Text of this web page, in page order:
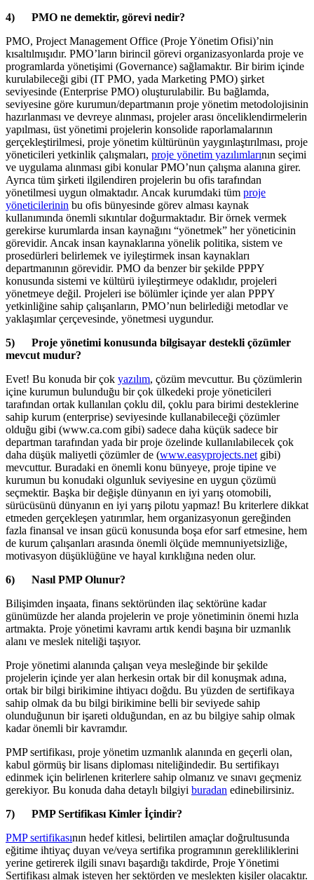
4) PMO ne demektir, görevi nedir?
PMO, Project Management Office (Proje Yönetim Ofisi)’nin
kısaltılmışıdır. PMO’ların birincil görevi organizasyonlarda proje ve
programlarda yönetişimi (Governance) sağlamaktır. Bir birim içinde
kurulabileceği gibi (IT PMO, yada Marketing PMO) şirket
seviyesinde (Enterprise PMO) oluşturulabilir. Bu bağlamda,
seviyesine göre kurumun/departmanın proje yönetim metodolojisinin
hazırlanması ve devreye alınması, projeler arası önceliklendirmelerin
yapılması, üst yönetimi projelerin konsolide raporlamalarının
gerçekleştirilmesi, proje yönetim kültürünün yaygınlaştırılması, proje
yöneticileri yetkinlik çalışmaları, proje yönetim yazılımlarının seçimi
ve uygulama alınması gibi konular PMO’nun çalışma alanına girer.
Ayrıca tüm şirketi ilgilendiren projelerin bu ofis tarafından
yönetilmesi uygun olmaktadır. Ancak kurumdaki tüm proje
yöneticilerinin bu ofis bünyesinde görev alması kaynak
kullanımında önemli sıkıntılar doğurmaktadır. Bir örnek vermek
gerekirse kurumlarda insan kaynağını “yönetmek” her yöneticinin
görevidir. Ancak insan kaynaklarına yönelik politika, sistem ve
prosedürleri belirlemek ve iyileştirmek insan kaynakları
departmanının görevidir. PMO da benzer bir şekilde PPPY
konusunda sistemi ve kültürü iyileştirmeye odaklıdır, projeleri
yönetmeye değil. Projeleri ise bölümler içinde yer alan PPPY
yetkinliğine sahip çalışanların, PMO’nun belirlediği metodlar ve
yaklaşımlar çerçevesinde, yönetmesi uygundur.
5) Proje yönetimi konusunda bilgisayar destekli çözümler
mevcut mudur?
Evet! Bu konuda bir çok yazılım, çözüm mevcuttur. Bu çözümlerin
içine kurumun bulunduğu bir çok ülkedeki proje yöneticileri
tarafından ortak kullanılan çoklu dil, çoklu para birimi desteklerine
sahip kurum (enterprise) seviyesinde kullanabileceği çözümler
olduğu gibi (www.ca.com gibi) sadece daha küçük sadece bir
departman tarafından yada bir proje özelinde kullanılabilecek çok
daha düşük maliyetli çözümler de (www.easyprojects.net gibi)
mevcuttur. Buradaki en önemli konu bünyeye, proje tipine ve
kurumun bu konudaki olgunluk seviyesine en uygun çözümü
seçmektir. Başka bir değişle dünyanın en iyi yarış otomobili,
sürücüsünü dünyanın en iyi yarış pilotu yapmaz! Bu kriterlere dikkat
etmeden gerçekleşen yatırımlar, hem organizasyonun gereğinden
fazla finansal ve insan gücü konusunda boşa efor sarf etmesine, hem
de kurum çalışanları arasında önemli ölçüde memnuniyetsizliğe,
motivasyon düşüklüğüne ve hayal kırıklığına neden olur.
6) Nasıl PMP Olunur?
Bilişimden inşaata, finans sektöründen ilaç sektörüne kadar
günümüzde her alanda projelerin ve proje yönetiminin önemi hızla
artmakta. Proje yönetimi kavramı artık kendi başına bir uzmanlık
alanı ve meslek niteliği taşıyor.
Proje yönetimi alanında çalışan veya mesleğinde bir şekilde
projelerin içinde yer alan herkesin ortak bir dil konuşmak adına,
ortak bir bilgi birikimine ihtiyacı doğdu. Bu yüzden de sertifikaya
sahip olmak da bu bilgi birikimine belli bir seviyede sahip
olunduğunun bir işareti olduğundan, en az bu bilgiye sahip olmak
kadar önemli bir kavramdır.
PMP sertifikası, proje yönetim uzmanlık alanında en geçerli olan,
kabul görmüş bir lisans diploması niteliğindedir. Bu sertifikayı
edinmek için belirlenen kriterlere sahip olmanız ve sınavı geçmeniz
gerekiyor. Bu konuda daha detaylı bilgiyi buradan edinebilirsiniz.
7) PMP Sertifikası Kimler İçindir?
PMP sertifikasının hedef kitlesi, belirtilen amaçlar doğrultusunda
eğitime ihtiyaç duyan ve/veya sertifika programının gerekliliklerini
yerine getirerek ilgili sınavı başardığı takdirde, Proje Yönetimi
Sertifikası almak isteyen her sektörden ve meslekten kişiler olacaktır.